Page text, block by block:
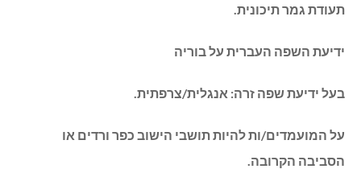
תעודת גמר תיכונית.
ידיעת השפה העברית על בוריה
בעל ידיעת שפה זרה: אנגלית/צרפתית.
על המועמדים/ות להיות תושבי הישוב כפר ורדים או
הסביבה הקרובה.